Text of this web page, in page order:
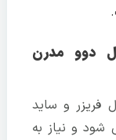
دوو مدرن
فریزر و ساید
شود و نیاز به